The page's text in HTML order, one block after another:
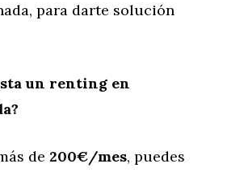
para darte solución
un renting en
de 200€/mes, puedes